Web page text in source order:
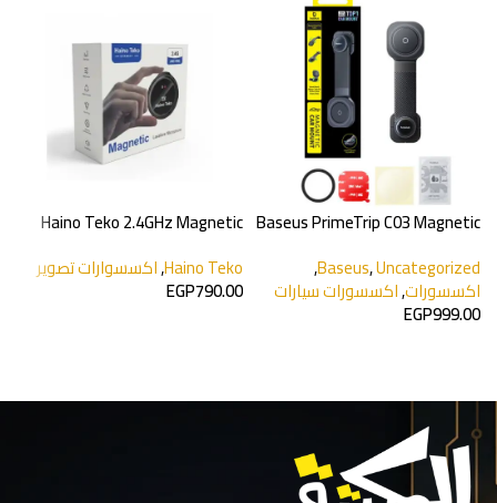
Baseus PrimeTrip C03 Magnetic
Baseus,Uncategorized
,
اكسسورات,اكسسورات سيارات
EGP999.00
Haino Teko 2.4GHz Magnetic
Haino Teko
,اكسسوارات تصوير
EGP790.00